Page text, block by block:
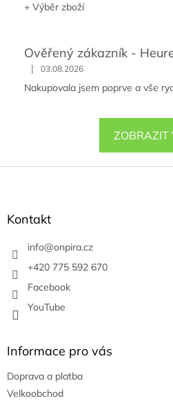
+ Výběr zboží
Ověřený zákazník -
| 03.08.2026
Nakupovala jsem poprve a vše
ZOBRAZIT
Z
Kontakt
info@onpira.cz
+420 775 592 670
Facebook
YouTube
Informace pro vás
Doprava a platba
Velkoobchod